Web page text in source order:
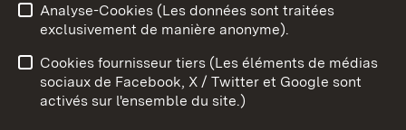
Conseils d'utilisation
Confidentialité
Cookies
Analyse-Cookies (Les données sont traitées
exclusivement de manière anonyme).
Cookies fournisseur tiers (Les éléments de médias
sociaux de Facebook, X / Twitter et Google sont
activés sur l'ensemble du site.)